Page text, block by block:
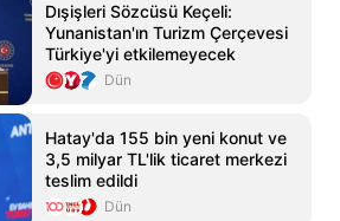
Dışişleri Sözcüsü Keçeli:
Yunanistan'ın Turizm Çerçevesi
Türkiye'yi etkilemeyecek
Dün
Hatay'da 155 bin yeni konut ve
3,5 milyar TL'lik ticaret merkezi
teslim edildi
Dün